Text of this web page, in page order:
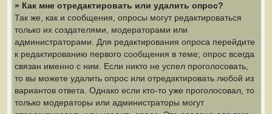
» Как мне отредактировать или удалить опрос?
Так же, как и сообщения, опросы могут редактироваться
только их создателями, модераторами или
администраторами. Для редактирования опроса перейдите
к редактированию первого сообщения в теме; опрос всегда
связан именно с ним. Если никто не успел проголосовать,
то вы можете удалить опрос или отредактировать любой из
вариантов ответа. Однако если кто-то уже проголосовал, то
только модераторы или администраторы могут